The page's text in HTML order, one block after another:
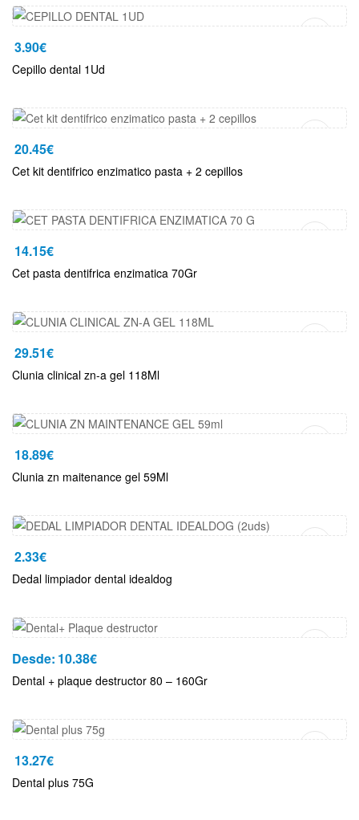
3.90€
Cepillo dental 1Ud
20.45€
Cet kit dentifrico enzimatico pasta + 2 cepillos
14.15€
Cet pasta dentifrica enzimatica 70Gr
29.51€
Clunia clinical zn-a gel 118Ml
18.89€
Clunia zn maitenance gel 59Ml
2.33€
Dedal limpiador dental idealdog
Desde: 10.38€
Dental + plaque destructor 80 – 160Gr
13.27€
Dental plus 75G